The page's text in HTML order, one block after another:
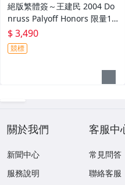
絕版繁體簽～王建民 2004 Do
nruss Palyoff Honors 限量10
0張簽名卡～
$ 3,490
競標
關於我們
新聞中心
服務說明
客服中
常見問答
聯絡客服